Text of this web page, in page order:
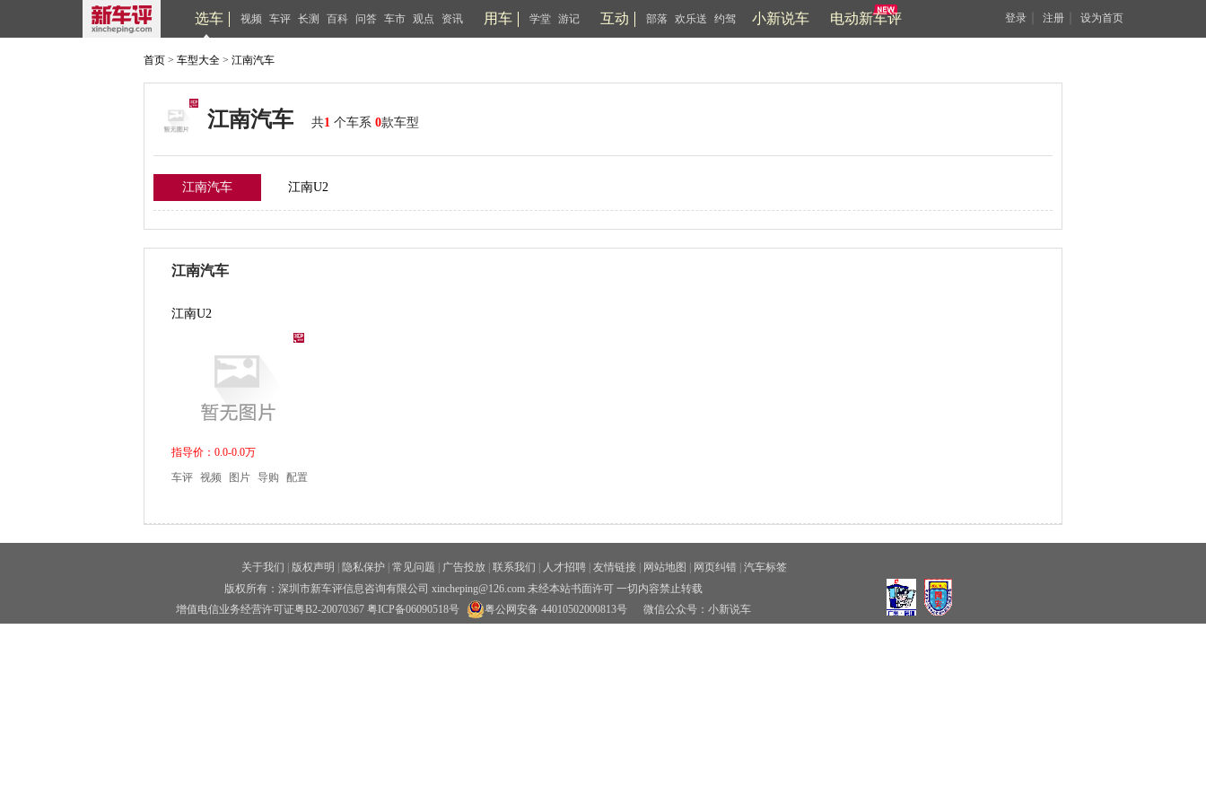
选车 视频 车评 长测 百科 问答 车市 观点 资讯 用车 学堂 游记 互动 部落 欢乐送 约驾 小新说车 电动新车评 登录 注册 设为首页
首页 > 车型大全 > 江南汽车
江南汽车 共1 个车系 0款车型
江南汽车 江南U2
江南汽车
江南U2
指导价：0.0-0.0万
车评 视频 图片 导购 配置
关于我们 版权声明 隐私保护 常见问题 广告投放 联系我们 人才招聘 友情链接 网站地图 网页纠错
汽车标签
版权所有：深圳市新车评信息咨询有限公司 xincheping@126.com 未经本站书面许可 一切内容禁止转载
增值电信业务经营许可证粤B2-20070367 粤ICP备06090518号 粤公网安备 44010502000813号微信公众号：小新说车